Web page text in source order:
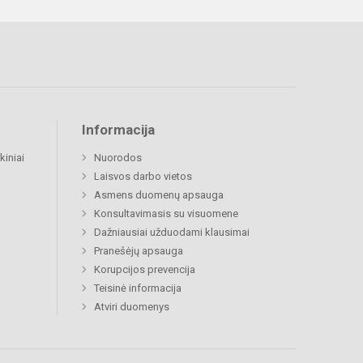
Informacija
Nuorodos
Laisvos darbo vietos
Asmens duomenų apsauga
Konsultavimasis su visuomene
Dažniausiai užduodami klausimai
Pranešėjų apsauga
Korupcijos prevencija
Teisinė informacija
Atviri duomenys